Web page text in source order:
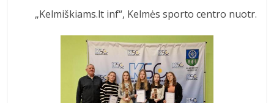
„Kelmiškiams.lt inf“, Kelmės sporto centro nuotr.